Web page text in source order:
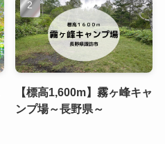
【標高1,600m】霧ヶ峰キャ
ンプ場～長野県～